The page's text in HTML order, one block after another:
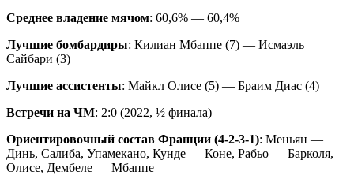
Среднее владение мячом: 60,6% — 60,4%
Лучшие бомбардиры: Килиан Мбаппе (7) — Исмаэль
Сайбари (3)
Лучшие ассистенты: Майкл Олисе (5) — Браим Диас (4)
Встречи на ЧМ: 2:0 (2022, ½ финала)
Ориентировочный состав Франции (4-2-3-1): Меньян —
Динь, Салиба, Упамекано, Кунде — Коне, Рабьо — Барколя,
Олисе, Дембеле — Мбаппе